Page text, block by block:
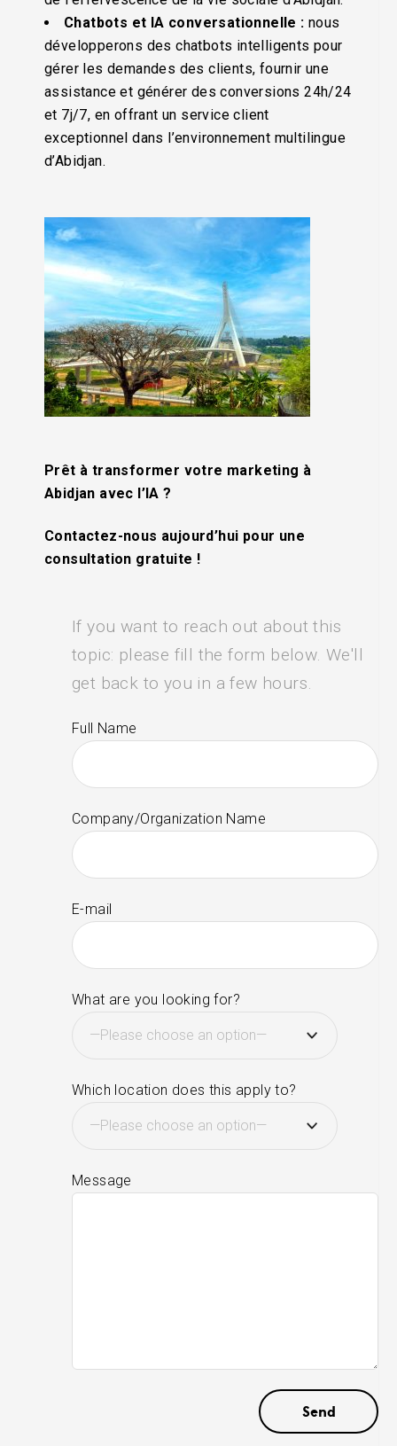
Chatbots et IA conversationnelle : nous
développerons des chatbots intelligents pour
gérer les demandes des clients, fournir une
assistance et générer des conversions 24h/24
et 7j/7, en offrant un service client
exceptionnel dans l’environnement multilingue
d’Abidjan.
Prêt à transformer votre marketing à
Abidjan avec l’IA ?
Contactez-nous aujourd’hui pour une
consultation gratuite !
If you want to reach out about this
topic: please fill the form below. We'll
get back to you in a few hours.
Full Name
Company/Organization Name
E-mail
What are you looking for?
Which location does this apply to?
Message